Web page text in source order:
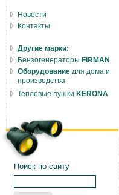
Новости
Контакты
Другие марки:
Бензогенераторы FIRMAN
Оборудование для дома и
производства
Тепловые пушки KERONA
Поиск по сайту